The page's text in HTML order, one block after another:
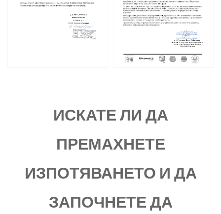
ИСКАТЕ ЛИ ДА
ПРЕМАХНЕТЕ
ИЗПОТЯВАНЕТО И ДА
ЗАПОЧНЕТЕ ДА